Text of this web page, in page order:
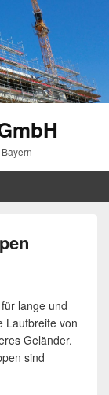
lange und
Laufbreite von
Geländer.
sind